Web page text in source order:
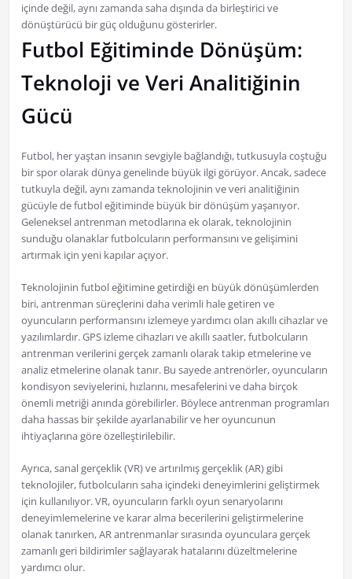
içinde değil, aynı zamanda saha dışında da birleştirici ve
dönüştürücü bir güç olduğunu gösterirler.
Futbol Eğitiminde Dönüşüm:
Teknoloji ve Veri Analitiğinin
Gücü
Futbol, her yaştan insanın sevgiyle bağlandığı, tutkusuyla coştuğu
bir spor olarak dünya genelinde büyük ilgi görüyor. Ancak, sadece
tutkuyla değil, aynı zamanda teknolojinin ve veri analitiğinin
gücüyle de futbol eğitiminde büyük bir dönüşüm yaşanıyor.
Geleneksel antrenman metodlarına ek olarak, teknolojinin
sunduğu olanaklar futbolcuların performansını ve gelişimini
artırmak için yeni kapılar açıyor.
Teknolojinin futbol eğitimine getirdiği en büyük dönüşümlerden
biri, antrenman süreçlerini daha verimli hale getiren ve
oyuncuların performansını izlemeye yardımcı olan akıllı cihazlar ve
yazılımlardır. GPS izleme cihazları ve akıllı saatler, futbolcuların
antrenman verilerini gerçek zamanlı olarak takip etmelerine ve
analiz etmelerine olanak tanır. Bu sayede antrenörler, oyuncuların
kondisyon seviyelerini, hızlarını, mesafelerini ve daha birçok
önemli metriği anında görebilirler. Böylece antrenman programları
daha hassas bir şekilde ayarlanabilir ve her oyuncunun
ihtiyaçlarına göre özelleştirilebilir.
Ayrıca, sanal gerçeklik (VR) ve artırılmış gerçeklik (AR) gibi
teknolojiler, futbolcuların saha içindeki deneyimlerini geliştirmek
için kullanılıyor. VR, oyuncuların farklı oyun senaryolarını
deneyimlemelerine ve karar alma becerilerini geliştirmelerine
olanak tanırken, AR antrenmanlar sırasında oyunculara gerçek
zamanlı geri bildirimler sağlayarak hatalarını düzeltmelerine
yardımcı olur.